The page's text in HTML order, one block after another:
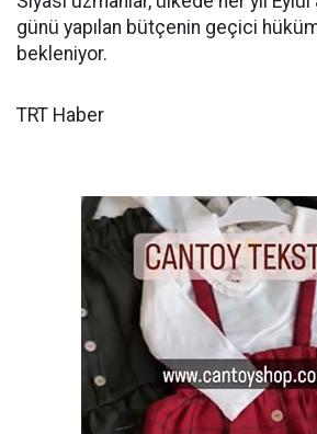
günü yapılan bütçenin geçici
bekleniyor.
TRT Haber